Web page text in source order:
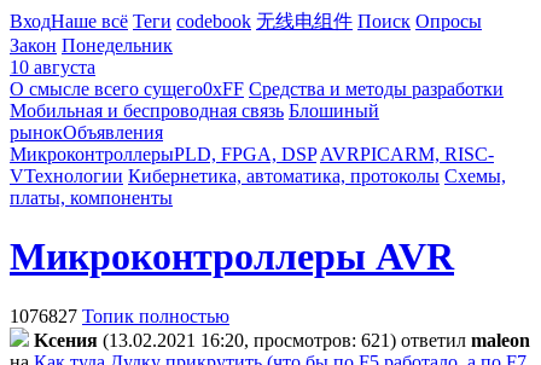
ВходНаше всё Теги codebook 无线电组件 Поиск Опросы
Закон Понедельник
10 августа
О смысле всего сущего0xFF Средства и методы разработки
Мобильная и беспроводная связь Блошиный
рынокОбъявления
МикроконтроллерыPLD, FPGA, DSP AVRPICARM, RISC-
VТехнологии Кибернетика, автоматика, протоколы Схемы,
платы, компоненты
Микроконтроллеры AVR
1076827 Топик полностью
Kceния (13.02.2021 16:20, просмотров: 621) ответил maleon